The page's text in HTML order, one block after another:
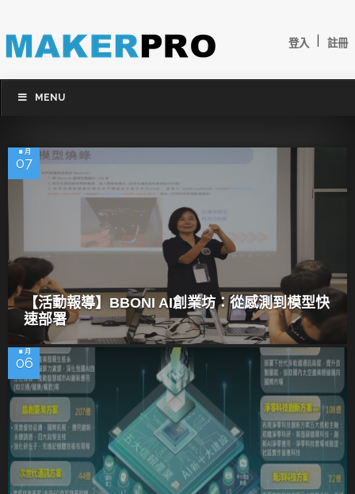
登入 註冊
MENU
8 月
07
【活動報導】BBONI AI創業坊：從感測到模型快
速部署
8 月
06